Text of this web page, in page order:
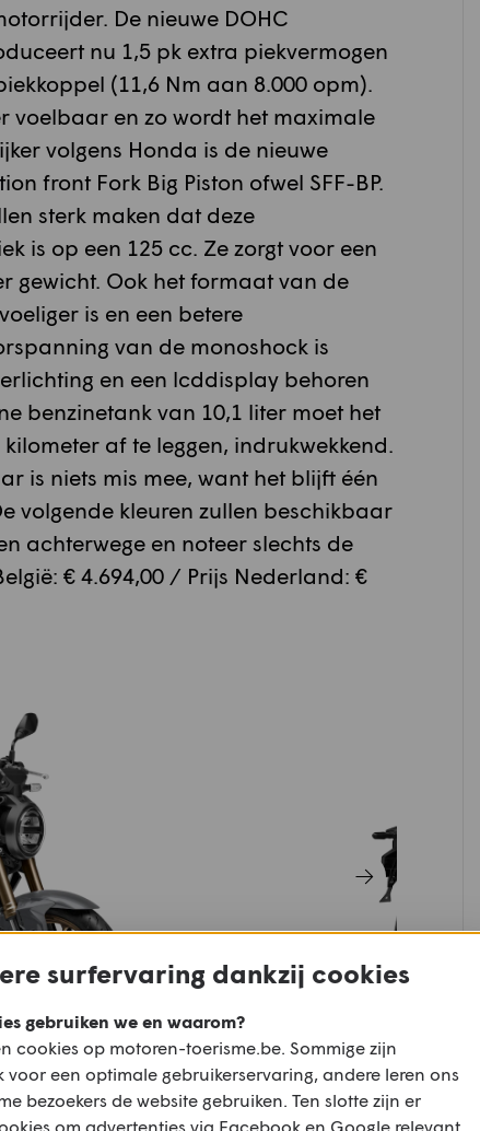
De nieuwe DOHC
nu 1,5 pk extra piekvermogen
(11,6 Nm aan 8.000 opm).
voelbaar en zo wordt het maximale
volgens Honda is de nieuwe
front Fork Big Piston ofwel SFF-BP.
sterk maken dat deze
is op een 125 cc. Ze zorgt voor een
gewicht. Ook het formaat van de
is en een betere
van de monoshock is
en een lcddisplay behoren
benzinetank van 10,1 liter moet het
af te leggen, indrukwekkend.
is niets mis mee, want het blijft één
volgende kleuren zullen beschikbaar
achterwege en noteer slechts de
€ 4.694,00 / Prijs Nederland: €
surfervaring dankzij cookies
gebruiken we en waarom?
cookies op motoren-toerisme.be. Sommige zijn
voor een optimale gebruikerservaring, andere leren ons
bezoekers de website gebruiken. Ten slotte zijn er
om advertenties via Facebook en Google relevant